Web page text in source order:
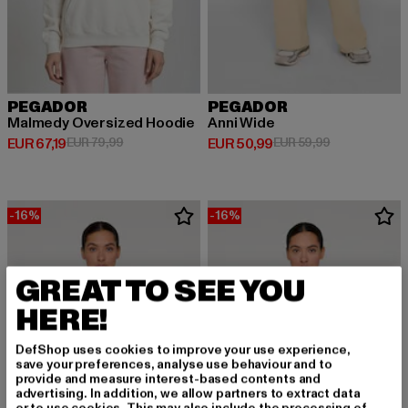
PEGADOR
Malmedy Oversized Hoodie
EUR 67,19
Derzeitiger Preis: EUR 67,19
EUR 79,99Aktionspreis: EUR 79,99
PEGADOR
Anni Wide
EUR 50,99
Derzeitiger Preis: EUR 50,99
EUR 59,99Aktionspreis:
-16% -16%
GREAT TO SEE YOU
HERE!
DefShop uses cookies to improve your use experience,
save your preferences, analyse use behaviour and to
provide and measure interest-based contents and
advertising. In addition, we allow partners to extract data